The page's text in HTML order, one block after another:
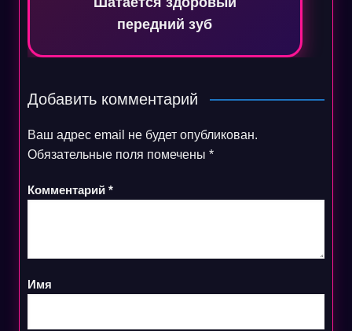
передний зуб
Добавить комментарий
Ваш адрес email не будет опубликован.
Обязательные поля помечены *
Комментарий *
Имя